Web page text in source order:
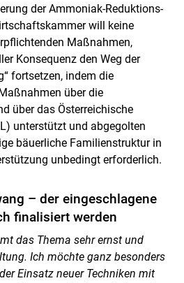
der Ammoniak-Reduktions-
will keine
Maßnahmen,
Konsequenz den Weg der
fortsetzen, indem die
über die
über das Österreichische
unterstützt und abgegolten
bäuerliche Familienstruktur in
unbedingt erforderlich.
– der eingeschlagene
finalisiert werden
das Thema sehr ernst und
Ich möchte ganz besonders
Einsatz neuer Techniken mit